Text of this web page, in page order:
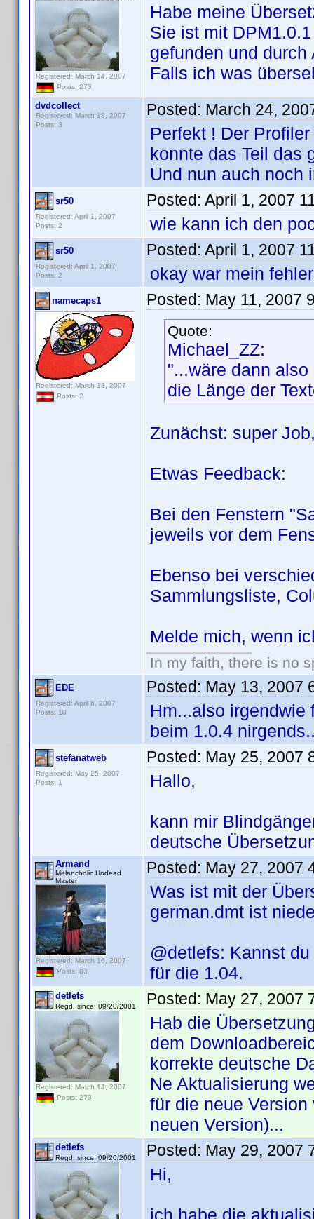
Registered: March 14, 2007
Posts: 273
Habe meine
Sie ist mit
gefunden und
Falls ich was
dvdcollect
Registered: March 18, 2007
Posts: 3
Posted: March 24,
Perfekt ! Der
konnte das Teil das
Und nun auch noch
sr50
Registered: April 1, 2007
Posts: 2
Posted: April 1, 2007
wie kann ich den
sr50
Registered: April 1, 2007
Posts: 2
Posted: April 1, 2007
okay war mein
namecaps1
Registered: March 18, 2007
Posts: 2
Posted: May 11, 2007
Quote:
Michael_ZZ:
"...wäre dann
die Länge der
Zunächst: super
Etwas Feedback:
Bei den Fenstern
jeweils vor dem
Ebenso bei
Sammlungsliste,
Melde mich, wenn
In my faith, there is no
EDE
Registered: April 6, 2007
Posts: 10
Posted: May 13, 2007
Hm...also
beim 1.0.4
stefanatweb
Registered: May 25, 2007
Posts: 1
Posted: May 25, 2007
Hallo,
kann mir
deutsche
Armand
Melancholic Undead
Master
Registered: March 16, 2007
Posts: 83
Posted: May 27, 2007
Was ist mit der
german.dmt ist
@detlefs: Kannst
für die 1.04.
detlefs
Regd. since: 09/20/2001
Registered: March 14, 2007
Posts: 273
Posted: May 27, 2007
Hab die
dem
korrekte deutsche
Ne Aktualisierung
für die neue
neuen Version)...
detlefs
Regd. since: 09/20/2001 Posted: May 29, 2007
Hi,
ich habe die